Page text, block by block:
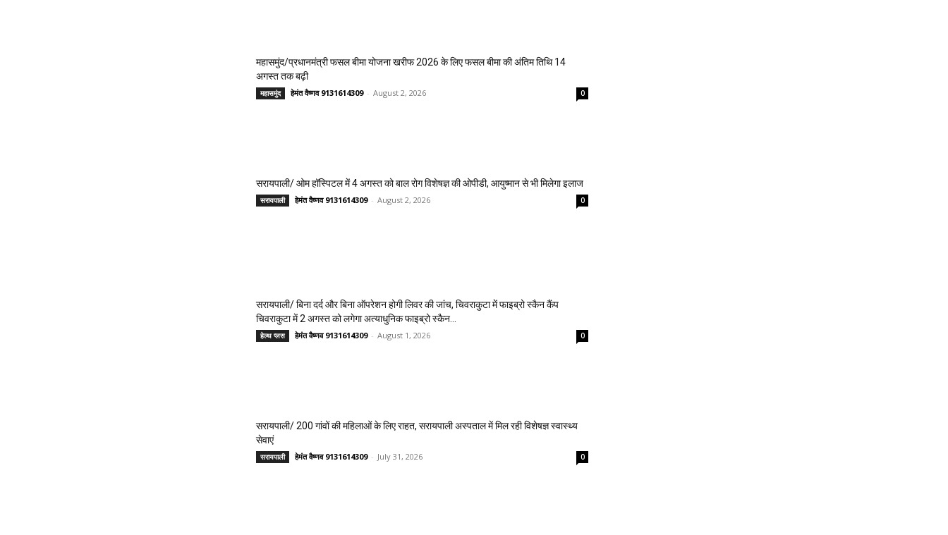
महासमुंद/प्रधानमंत्री फसल बीमा योजना खरीफ 2026 के लिए फसल बीमा की अंतिम तिथि 14
अगस्त तक बढ़ी
महासमुंद हेमंत वैष्णव 9131614309 - August 2, 2026 0
सरायपाली/ ओम हॉस्पिटल में 4 अगस्त को बाल रोग विशेषज्ञ की ओपीडी, आयुष्मान से भी मिलेगा इलाज
सरायपाली हेमंत वैष्णव 9131614309 - August 2, 2026 0
सरायपाली/ बिना दर्द और बिना ऑपरेशन होगी लिवर की जांच, चिवराकुटा में फाइब्रो स्कैन कैंप
चिवराकुटा में 2 अगस्त को लगेगा अत्याधुनिक फाइब्रो स्कैन...
हेल्थ प्लस हेमंत वैष्णव 9131614309 - August 1, 2026 0
सरायपाली/ 200 गांवों की महिलाओं के लिए राहत, सरायपाली अस्पताल में मिल रही विशेषज्ञ स्वास्थ्य
सेवाएं
सरायपाली हेमंत वैष्णव 9131614309 - July 31, 2026 0